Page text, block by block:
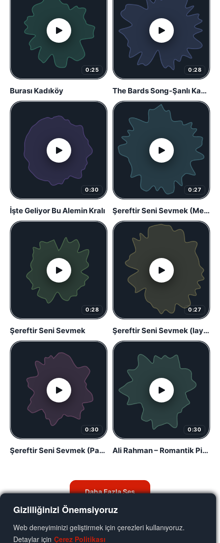
Gizliliğinizi Önemsiyoruz
Web deneyiminizi geliştirmek için çerezleri kullanıyoruz.
Detaylar için Çerez Politikası
0:25
Burası Kadıköy
0:28
The Bards Song-Şanlı Kanarya
0:30
İşte Geliyor Bu Alemin Kralı
0:27
Şereftir Seni Sevmek (Melodi)
0:28
Şereftir Seni Sevmek
0:27
Şereftir Seni Sevmek (lay lay lay)
0:30
Şereftir Seni Sevmek (Payano)
0:30
Ali Rahman – Romantik Piyano
Daha Fazla Ses